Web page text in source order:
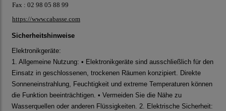
Fax : 02 98 05 88 99
https://www.cabasse.com
Sicherheitshinweise
Elektronikgeräte:
1. Allgemeine Nutzung: • Elektronikgeräte sind ausschließlich für den
Einsatz in geschlossenen, trockenen Räumen konzipiert. Direkte
Sonneneinstrahlung, Feuchtigkeit und extreme Temperaturen können
die Funktion beeinträchtigen. • Vermeiden Sie die Nähe zu
Wasserquellen oder anderen Flüssigkeiten. 2. Elektrische Sicherheit: